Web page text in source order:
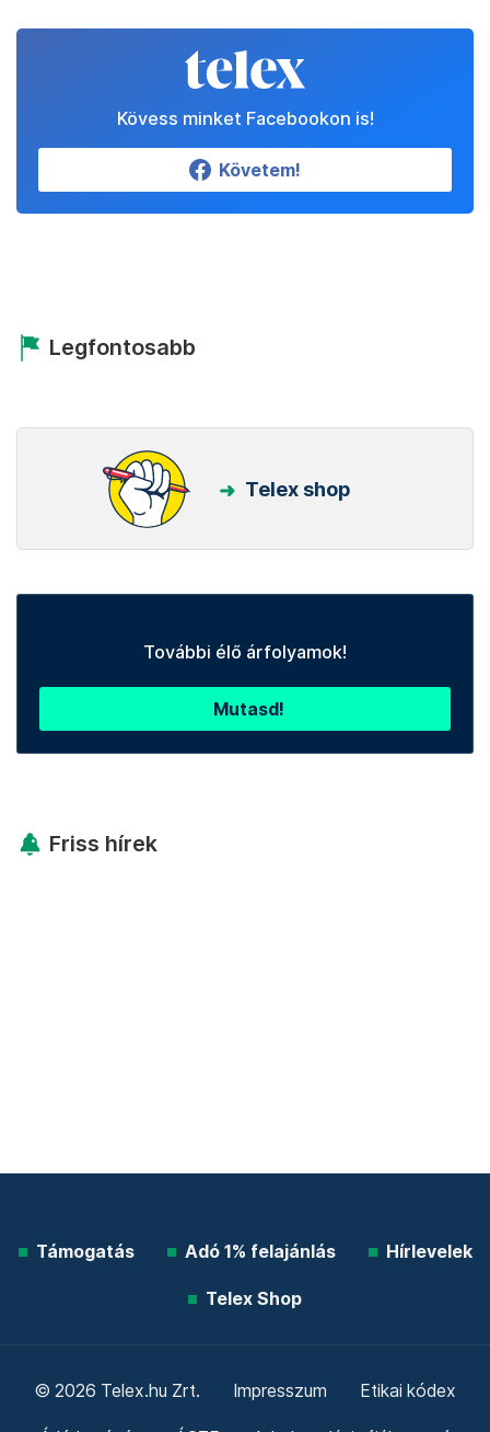
Kövess minket Facebookon is!
Követem!
Legfontosabb
Telex shop
További élő árfolyamok!
Mutasd!
Friss hírek
Támogatás Adó 1% felajánlás Hírlevelek
Telex Shop
© 2026 Telex.hu Zrt. Impresszum Etikai kódex